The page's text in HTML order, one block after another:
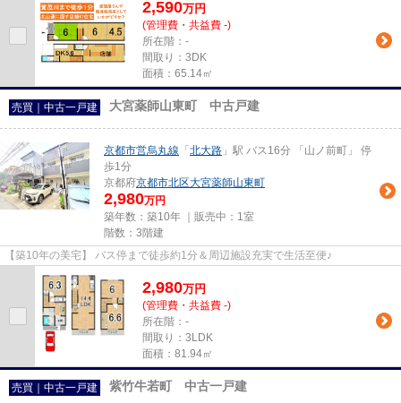
2,590万円
(管理費・共益費 -)
所在階：-
間取り：3DK
面積：65.14㎡
売買｜中古一戸建 大宮薬師山東町 中古戸建
京都市営烏丸線 「 北大路 」駅 バス16分 「山ノ前町」 停
歩1分
京都府京都市北区大宮薬師山東町
2,980万円
築年数：築10年 ｜販売中： 1室
階数：3階建
【築10年の美宅】 バス停まで徒歩約1分＆周辺施設充実で生活至便♪
2,980万円
(管理費・共益費 -)
所在階：-
間取り：3LDK
面積：81.94㎡
売買｜中古一戸建 紫竹牛若町 中古一戸建